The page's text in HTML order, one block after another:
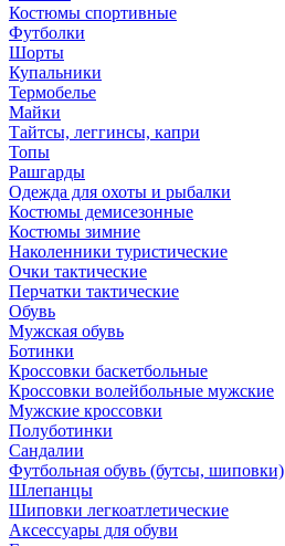
Костюмы спортивные
Футболки
Шорты
Купальники
Термобелье
Майки
Тайтсы, леггинсы, капри
Топы
Рашгарды
Одежда для охоты и рыбалки
Костюмы демисезонные
Костюмы зимние
Наколенники туристические
Очки тактические
Перчатки тактические
Обувь
Мужская обувь
Ботинки
Кроссовки баскетбольные
Кроссовки волейбольные мужские
Мужские кроссовки
Полуботинки
Сандалии
Футбольная обувь (бутсы, шиповки)
Шлепанцы
Шиповки легкоатлетические
Аксессуары для обуви